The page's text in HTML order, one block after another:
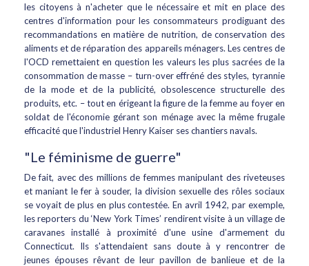
les citoyens à n'acheter que le nécessaire et mit en place des
centres d'information pour les consommateurs prodiguant des
recommandations en matière de nutrition, de conservation des
aliments et de réparation des appareils ménagers. Les centres de
l'OCD remettaient en question les valeurs les plus sacrées de la
consommation de masse – turn-over effréné des styles, tyrannie
de la mode et de la publicité, obsolescence structurelle des
produits, etc. – tout en érigeant la figure de la femme au foyer en
soldat de l'économie gérant son ménage avec la même frugale
efficacité que l'industriel Henry Kaiser ses chantiers navals.
"Le féminisme de guerre"
De fait, avec des millions de femmes manipulant des riveteuses
et maniant le fer à souder, la division sexuelle des rôles sociaux
se voyait de plus en plus contestée. En avril 1942, par exemple,
les reporters du ‘New York Times’ rendirent visite à un village de
caravanes installé à proximité d'une usine d'armement du
Connecticut. Ils s'attendaient sans doute à y rencontrer de
jeunes épouses rêvant de leur pavillon de banlieue et de la